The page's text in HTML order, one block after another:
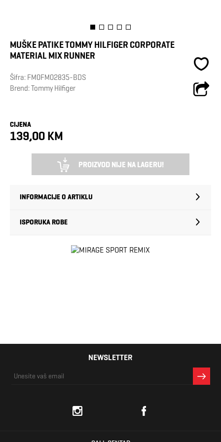
MUŠKE PATIKE TOMMY HILFIGER CORPORATE
MATERIAL MIX RUNNER
Šifra: FM0FM02835-BDS
Brend:Tommy Hilfiger
CIJENA
139,00 KM
PROIZVOD NIJE NA LAGERU!
INFORMACIJE O ARTIKLU
ISPORUKA ROBE
NEWSLETTER